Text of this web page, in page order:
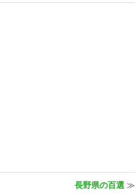
長野県の百選 ≫